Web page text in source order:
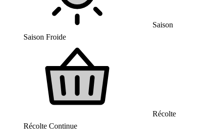
Saison
Saison Froide
Récolte
Récolte Continue